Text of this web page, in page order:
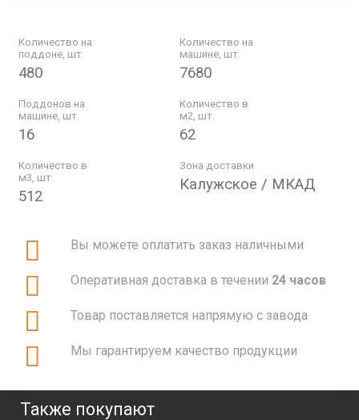
Количество на
поддоне, шт.
480
Количество на
машине, шт.
7680
Поддонов на
машине, шт.
16
Количество в
м2, шт.
62
Количество в
м3, шт.
512
Зона доставки
Калужское / МКАД
Вы можете оплатить заказ наличными
Оперативная доставка в течении 24 часов
Товар поставляется напрямую с завода
Мы гарантируем качество продукции
Также покупают